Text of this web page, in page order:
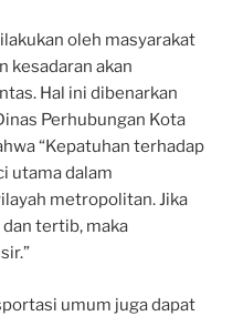
oleh masyarakat
kesadaran akan
Hal ini dibenarkan
Perhubungan Kota
“Kepatuhan terhadap
utama dalam
metropolitan. Jika
tertib, maka
umum juga dapat